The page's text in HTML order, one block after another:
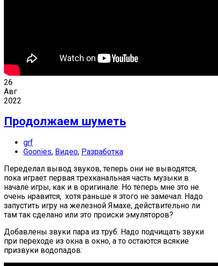
26
Авг
2022
Продолжаем шуметь
grf
Goonies, Видео, Разработка
Переделал вывод звуков, теперь они не выводятся,
пока играет первая трехканальная часть музыки в
начале игры, как и в оригинале. Но теперь мне это не
очень нравится, хотя раньше я этого не замечал. Надо
запустить игру на железной Ямахе, действительно ли
там так сделано или это происки эмуляторов?
Добавлены звуки пара из труб. Надо подчищать звуки
при переходе из окна в окно, а то остаются всякие
призвуки водопадов: